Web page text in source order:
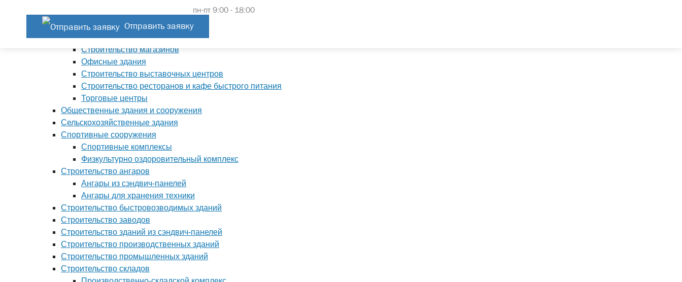
пн-пт 9:00 - 18:00
Отправить заявку
Автосалоны
Автосервисы
Гостиницы
Строительство магазинов
Офисные здания
Строительство выставочных центров
Строительство ресторанов и кафе быстрого питания
Торговые центры
Общественные здания и сооружения
Сельскохозяйственные здания
Спортивные сооружения
Спортивные комплексы
Физкультурно оздоровительный комплекс
Строительство ангаров
Ангары из сэндвич-панелей
Ангары для хранения техники
Строительство быстровозводимых зданий
Строительство заводов
Строительство зданий из сэндвич-панелей
Строительство производственных зданий
Строительство промышленных зданий
Строительство складов